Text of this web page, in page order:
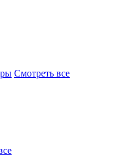
Смотреть все